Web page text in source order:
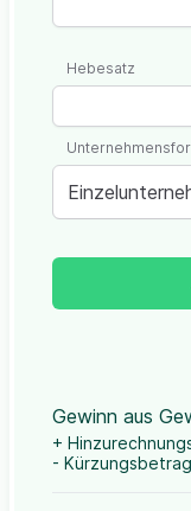
Hebesatz
Gewinn aus
+
- Kürzungsbetrag